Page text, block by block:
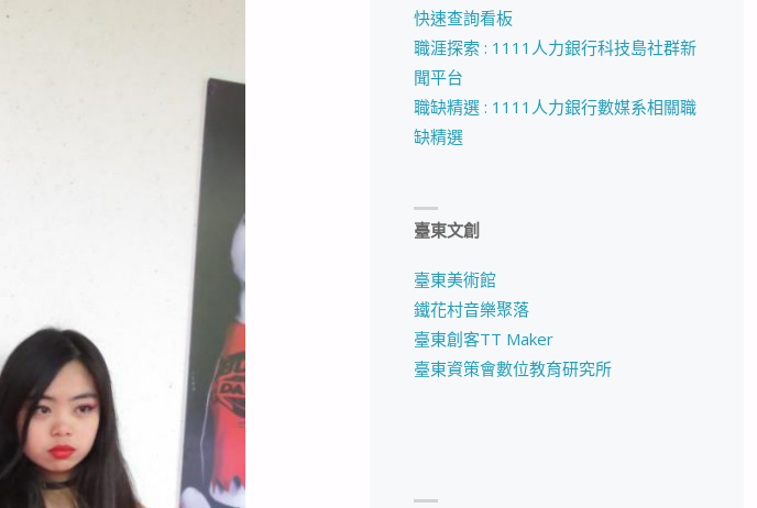
快速查詢看板
職涯探索 : 1111人力銀行科技島社群新
聞平台
職缺精選 : 1111人力銀行數媒系相關職
缺精選
臺東文創
臺東美術館
鐵花村音樂聚落
臺東創客TT Maker
臺東資策會數位教育研究所